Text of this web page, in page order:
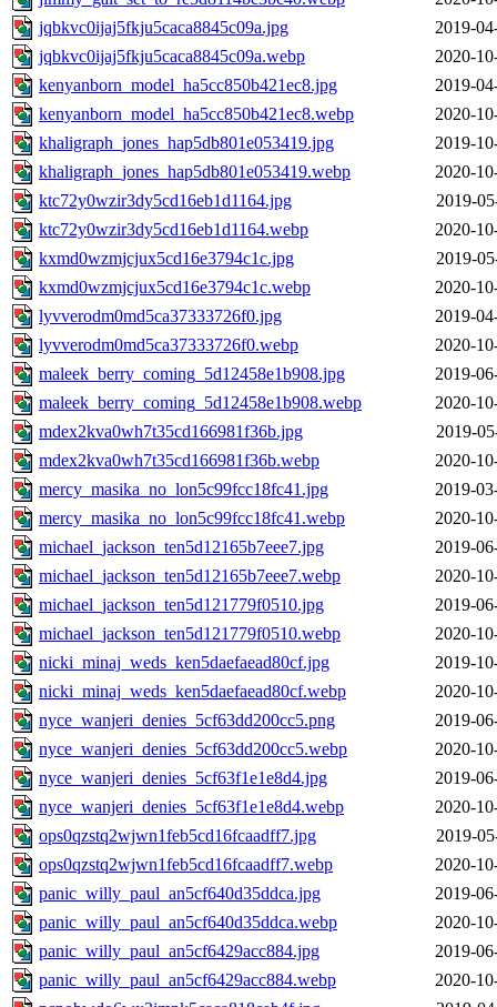
jqbkvc0ijaj5fkju5caca8845c09a.jpg
2019-
jqbkvc0ijaj5fkju5caca8845c09a.webp
2020-
kenyanborn_model_ha5cc850b421ec8.jpg
2019-
kenyanborn_model_ha5cc850b421ec8.webp
2020-
khaligraph_jones_hap5db801e053419.jpg
2019-
khaligraph_jones_hap5db801e053419.webp
2020-
ktc72y0wzir3dy5cd16eb1d1164.jpg
2019-
ktc72y0wzir3dy5cd16eb1d1164.webp
2020-
kxmd0wzmjcjux5cd16e3794c1c.jpg
2019-
kxmd0wzmjcjux5cd16e3794c1c.webp
2020-
lyvverodm0md5ca37333726f0.jpg
2019-
lyvverodm0md5ca37333726f0.webp
2020-
maleek_berry_coming_5d12458e1b908.jpg
2019-
maleek_berry_coming_5d12458e1b908.webp
2020-
mdex2kva0wh7t35cd166981f36b.jpg
2019-
mdex2kva0wh7t35cd166981f36b.webp
2020-
mercy_masika_no_lon5c99fcc18fc41.jpg
2019-
mercy_masika_no_lon5c99fcc18fc41.webp
2020-
michael_jackson_ten5d12165b7eee7.jpg
2019-
michael_jackson_ten5d12165b7eee7.webp
2020-
michael_jackson_ten5d121779f0510.jpg
2019-
michael_jackson_ten5d121779f0510.webp
2020-
nicki_minaj_weds_ken5daefaead80cf.jpg
2019-
nicki_minaj_weds_ken5daefaead80cf.webp
2020-
nyce_wanjeri_denies_5cf63dd200cc5.png
2019-
nyce_wanjeri_denies_5cf63dd200cc5.webp
2020-
nyce_wanjeri_denies_5cf63f1e1e8d4.jpg
2019-
nyce_wanjeri_denies_5cf63f1e1e8d4.webp
2020-
ops0qzstq2wjwn1feb5cd16fcaadff7.jpg
2019-
ops0qzstq2wjwn1feb5cd16fcaadff7.webp
2020-
panic_willy_paul_an5cf640d35ddca.jpg
2019-
panic_willy_paul_an5cf640d35ddca.webp
2020-
panic_willy_paul_an5cf6429acc884.jpg
2019-
panic_willy_paul_an5cf6429acc884.webp
2020-